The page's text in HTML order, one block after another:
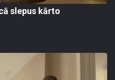
slepus kārto